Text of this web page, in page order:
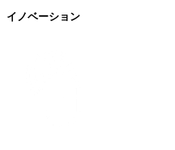
イノベーション